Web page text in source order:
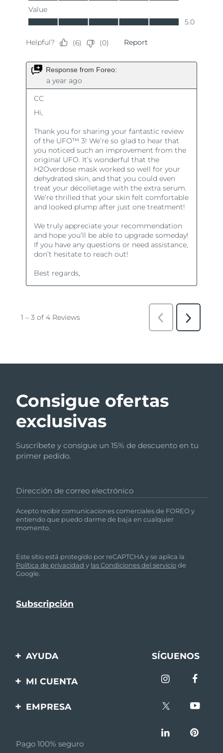
Consigue ofertas
exclusivas
Suscríbete y consigue un 15% de descuento en tu
primer pedido.
Dirección de correo electrónico
Acepto recibir comunicaciones comerciales de FOREO y
entiendo que puedo darme de baja en cualquier
momento.
Este sitio está protegido por reCAPTCHA y se aplica la
Política de privacidad y las Condiciones del serviciode
Google.
AYUDA
Contáctanos
SÍGUENOS
MI CUENTA
Registro de productos
EMPRESA
Afiliados
Pago 100% seguro